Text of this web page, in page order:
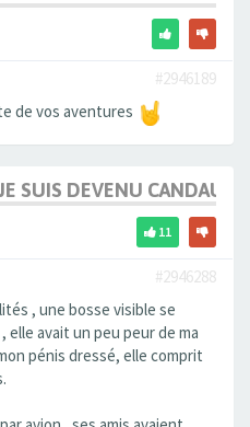
#2946189
de vos aventures
SUIS DEVENU
11
#2946288
, une bosse visible se
elle avait un peu peur de ma
pénis dressé, elle comprit